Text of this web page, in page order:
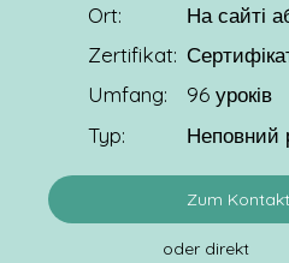
Zum
Ort:
Zertifikat:
Umfang:
Typ:
На сайті
96 уроків
Неповний
oder direkt